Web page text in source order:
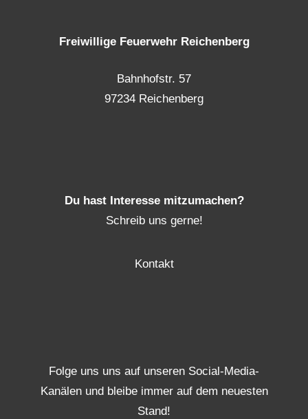
Freiwillige Feuerwehr Reichenberg
Bahnhofstr. 57
97234 Reichenberg
Du hast Interesse mitzumachen?
Schreib uns gerne!
Kontakt
Folge uns uns auf unseren Social-Media-
Kanälen und bleibe immer auf dem neuesten
Stand!